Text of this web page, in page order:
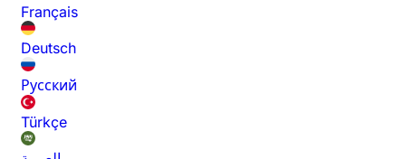
Français
Deutsch
Русский
Türkçe